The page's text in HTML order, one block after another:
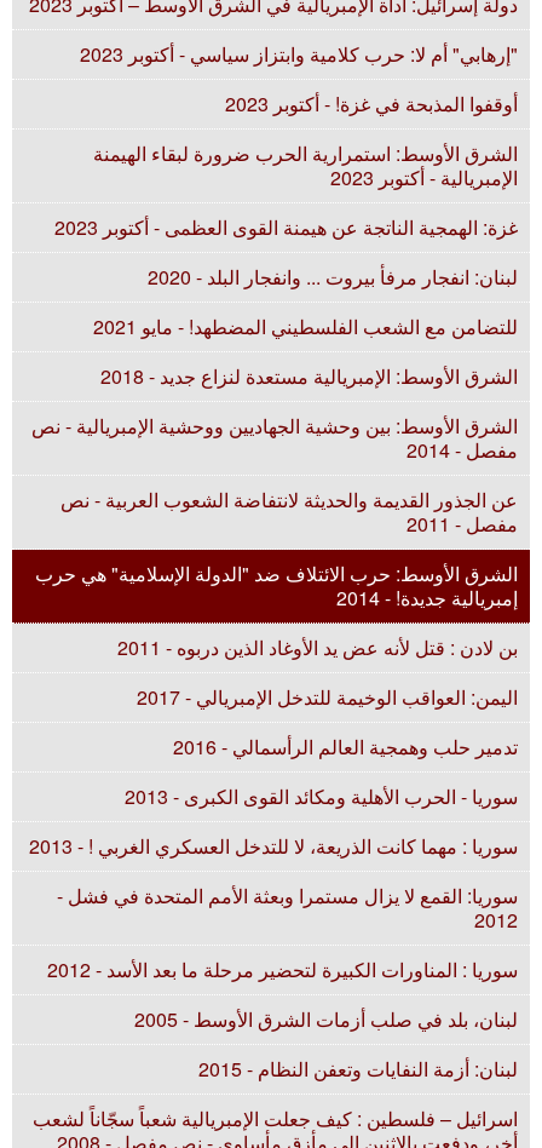
"إرهابي" أم لا: حرب كلامية وابتزاز سياسي - أكتوبر 2023
أوقفوا المذبحة في غزة! - أكتوبر 2023
الشرق الأوسط: استمرارية الحرب ضرورة لبقاء الهيمنة
الإمبريالية - أكتوبر 2023
غزة: الهمجية الناتجة عن هيمنة القوى العظمى - أكتوبر 2023
لبنان: انفجار مرفأ بيروت ... وانفجار البلد - 2020
للتضامن مع الشعب الفلسطيني المضطهد! - مايو 2021
الشرق الأوسط: الإمبريالية مستعدة لنزاع جديد - 2018
الشرق الأوسط: بين وحشية الجهاديين ووحشية الإمبريالية - نص
مفصل - 2014
عن الجذور القديمة والحديثة لانتفاضة الشعوب العربية - نص
مفصل - 2011
الشرق الأوسط: حرب الائتلاف ضد "الدولة الإسلامية" هي حرب
إمبريالية جديدة! - 2014
بن لادن : قتل لأنه عض يد الأوغاد الذين دربوه - 2011
اليمن: العواقب الوخيمة للتدخل الإمبريالي - 2017
تدمير حلب وهمجية العالم الرأسمالي - 2016
سوريا - الحرب الأهلية ومكائد القوى الكبرى - 2013
سوريا : مهما كانت الذريعة، لا للتدخل العسكري الغربي ! - 2013
سوريا: القمع لا يزال مستمرا وبعثة الأمم المتحدة في فشل -
2012
سوريا : المناورات الكبيرة لتحضير مرحلة ما بعد الأسد - 2012
لبنان، بلد في صلب أزمات الشرق الأوسط - 2005
لبنان: أزمة النفايات وتعفن النظام - 2015
اسرائيل – فلسطين : كيف جعلت الإمبريالية شعباً سجّاناً لشعب